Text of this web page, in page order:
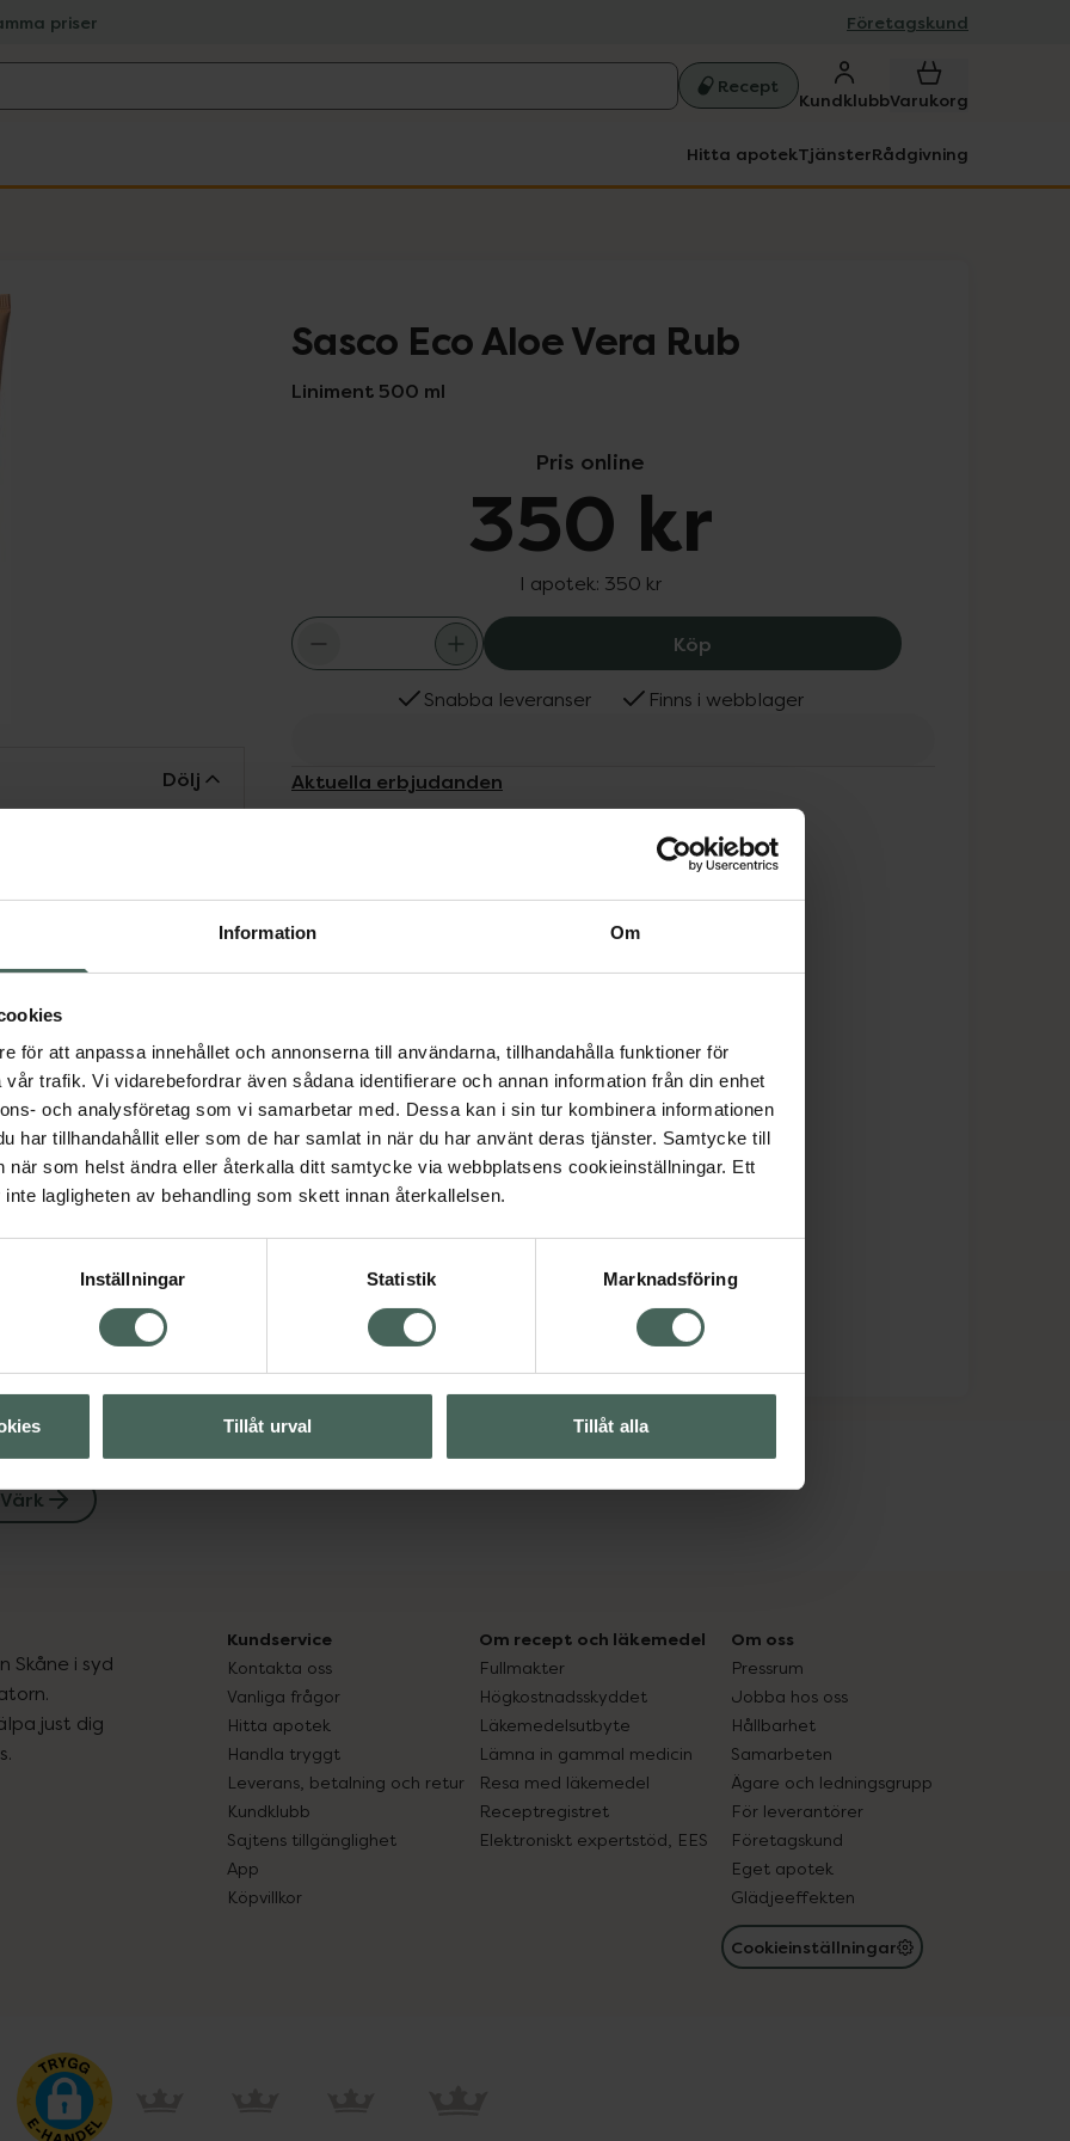
Information Om
för att anpassa innehållet och annonserna till användarna, tillhandahålla funktioner för
trafik. Vi vidarebefordrar även sådana identifierare och annan information från din enhet
och analysföretag som vi samarbetar med. Dessa kan i sin tur kombinera informationen
har tillhandahållit eller som de har samlat in när du har använt deras tjänster. Samtycke till
när som helst ändra eller återkalla ditt samtycke via webbplatsens cookieinställningar. Ett
lagligheten av behandling som skett innan återkallelsen.
Inställningar Statistik Marknadsföring
Tillåt urval Tillåt alla
priser Företagskund
Recept
KundklubbVarukorg
Hitta apotekTjänsterRådgivning
Sasco Eco Aloe Vera Rub
Liniment 500 ml
Pris online
350 kr
I apotek: 350 kr
Köp Sasco Eco Aloe Vera Rub, 350 kr.
Snabba leveranser Finns i webblager
Aktuella erbjudanden
Dölj
ekologiskt odlad Aloe
nacke, axlar, rygg,
syfte eller i
används av
på alla nivåer.
hud. Avbryt
Visa
Värk
Skåne i syd
just dig
Kundservice
Kontakta oss
Vanliga frågor
Hitta apotek
Handla tryggt
Leverans, betalning och retur
Kundklubb
Sajtens tillgänglighet
App
Köpvillkor
Om recept och läkemedel
Fullmakter
Högkostnadsskyddet
Läkemedelsutbyte
Lämna in gammal medicin
Resa med läkemedel
Receptregistret
Elektroniskt expertstöd, EES
Om oss
Pressrum
Jobba hos oss
Hållbarhet
Samarbeten
Ägare och ledningsgrupp
För leverantörer
Företagskund
Eget apotek
Glädjeeffekten
Cookieinställningar